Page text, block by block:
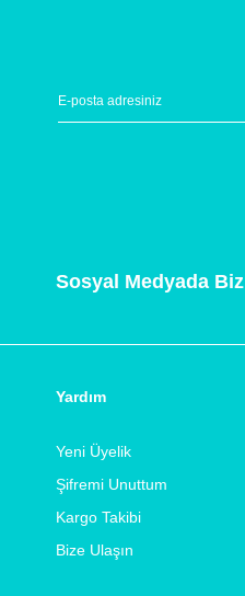
Sosyal Medyada Biz
Yardım
Yeni Üyelik
Şifremi Unuttum
Kargo Takibi
Bize Ulaşın